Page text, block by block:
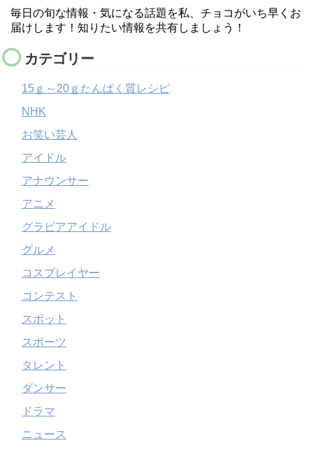
毎日の旬な情報・気になる話題を私、チョコがいち早くお
届けします！知りたい情報を共有しましょう！
カテゴリー
15ｇ～20ｇたんぱく質レシピ
NHK
お笑い芸人
アイドル
アナウンサー
アニメ
グラビアアイドル
グルメ
コスプレイヤー
コンテスト
スポット
スポーツ
タレント
ダンサー
ドラマ
ニュース